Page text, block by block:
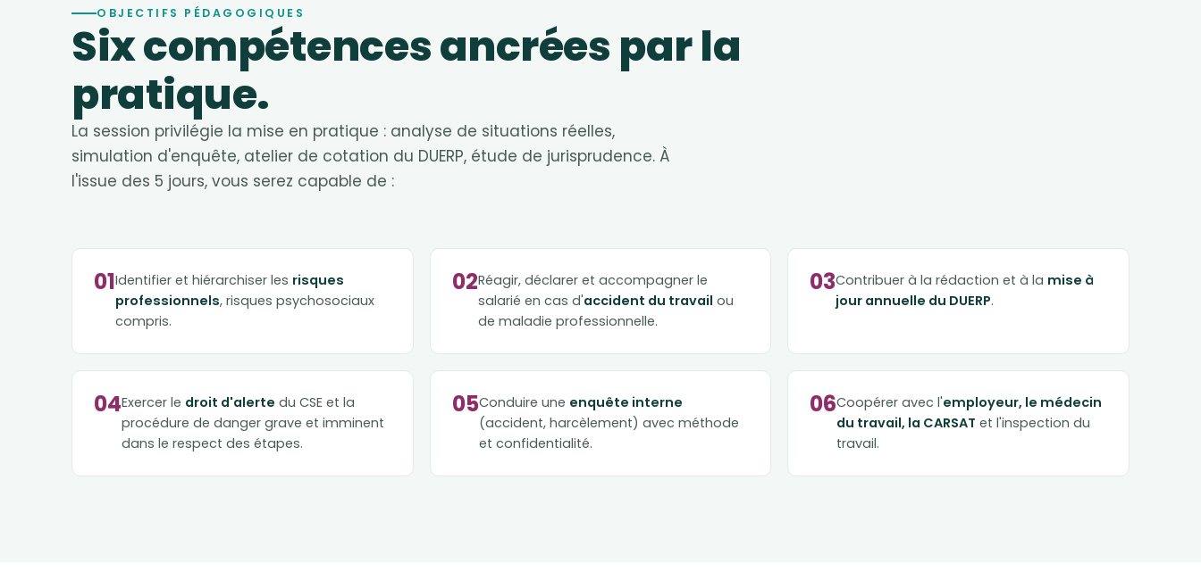
OBJECTIFS PÉDAGOGIQUES
Six compétences ancrées par la
pratique.
La session privilégie la mise en pratique : analyse de situations réelles,
simulation d'enquête, atelier de cotation du DUERP, étude de jurisprudence. À
l'issue des 5 jours, vous serez capable de :
01Identifier et hiérarchiser les risques
professionnels, risques psychosociaux
compris.
02Réagir, déclarer et accompagner le
salarié en cas d'accident du travail ou
de maladie professionnelle.
03Contribuer à la rédaction et à la mise à
jour annuelle du DUERP.
04Exercer le droit d'alerte du CSE et la
procédure de danger grave et imminent
dans le respect des étapes.
05Conduire une enquête interne
(accident, harcèlement) avec méthode
et confidentialité.
06Coopérer avec l'employeur, le médecin
du travail, la CARSAT et l'inspection du
travail.